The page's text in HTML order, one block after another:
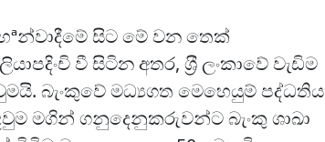
හªන්වාදීමේ සිට මේ වන තෙක්
වී සිටින අතර, ශ‍්‍රී ලංකාවේ වැඩිම
බැංකුවේ මධ්‍යගත මෙහෙයුම් පද්ධතිය
මගින් ගනුදෙනුකරුවන්ට බැංකු ශාඛා